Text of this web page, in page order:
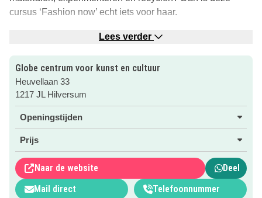
cursus ‘Fashion now’ echt iets voor haar.
Ze gaan aan de slag met styling, collages, fotograferen en
Als je kind na de start van de cursus instroomt wordt de
prijs aangepast.
Lees verder
Globe centrum voor kunst en cultuur
Heuvellaan 33
1217 JL Hilversum
Openingstijden
Prijs
Naar de website
Deel
Mail direct
Telefoonnummer